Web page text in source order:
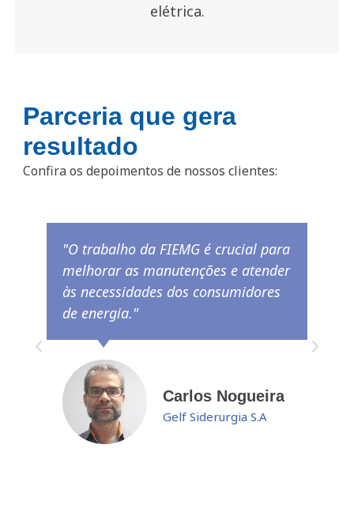
elétrica.
Parceria que gera
resultado
Confira os depoimentos de nossos clientes:
"O trabalho da FIEMG é crucial para
melhorar as manutenções e atender
às necessidades dos consumidores
de energia."
Carlos Nogueira
Gelf Siderurgia S.A